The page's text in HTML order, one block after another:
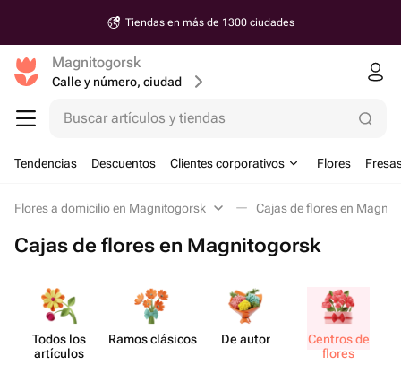
Tiendas en más de 1300 ciudades
Magnitogorsk
Calle y número, ciudad
Buscar artículos y tiendas
Tendencias Descuentos Clientes corporativos Flores
Flores a domicilio en Magnitogorsk Cajas de flores en
Cajas de flores en Magnitogorsk
Todos los
artículos
Ramos clásicos De autor
Centros de
flores